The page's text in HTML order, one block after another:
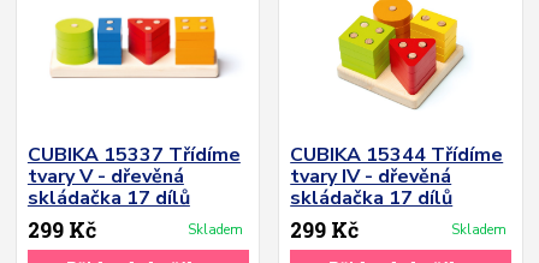
CUBIKA 15337 Třídíme
tvary V - dřevěná
skládačka 17 dílů
299 Kč Skladem
CUBIKA 15344 Třídíme
tvary IV - dřevěná
skládačka 17 dílů
299 Kč Skladem